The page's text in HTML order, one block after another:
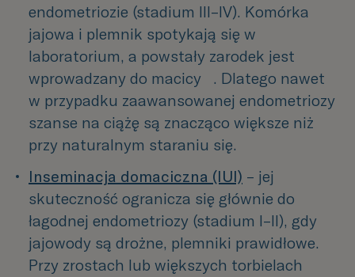
endometriozie (stadium III–IV). Komórka
jajowa i plemnik spotykają się w
laboratorium, a powstały zarodek jest
wprowadzany do macicy   . Dlatego nawet
w przypadku zaawansowanej endometriozy
szanse na ciążę są znacząco większe niż
przy naturalnym staraniu się.
Inseminacja domaciczna (IUI) – jej
skuteczność ogranicza się głównie do
łagodnej endometriozy (stadium I–II), gdy
jajowody są drożne, plemniki prawidłowe.
Przy zrostach lub większych torbielach